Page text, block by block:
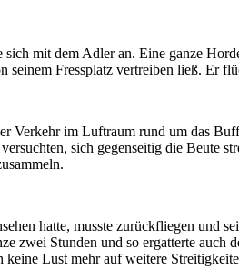
mit dem Adler an. Eine ganze
seinem Fressplatz vertreiben ließ. Er
Verkehr im Luftraum rund um das
sich gegenseitig die Beute
hatte, musste zurückfliegen und
zwei Stunden und so ergatterte
keine Lust mehr auf weitere